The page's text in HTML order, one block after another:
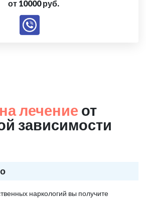
от 10000 руб.
лечение от
зависимости
наркологий вы получите